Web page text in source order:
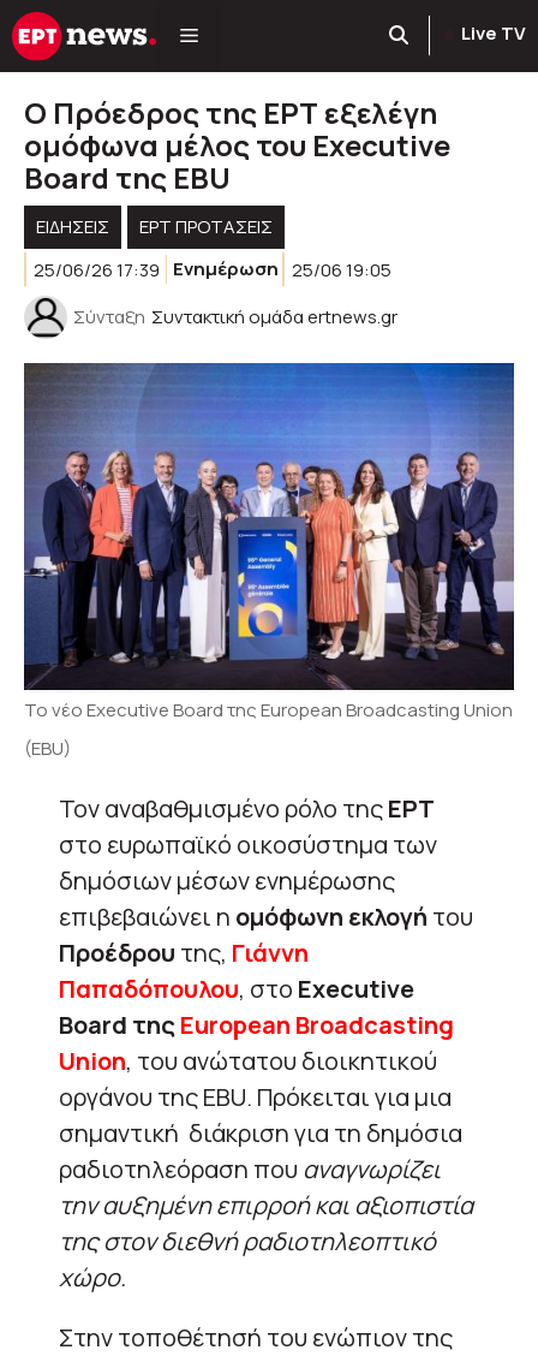
Μετάβαση
σε
Live TV
Ο Πρόεδρος της ΕΡΤ εξελέγη
ομόφωνα μέλος του Executive
Board της EBU
ΕΙΔΗΣΕΙΣ
ΕΡΤ ΠΡΟΤΑΣΕΙΣ
25/06/26 17:39
Ενημέρωση 25/06 19:05
Σύνταξη Συντακτική ομάδα ertnews.gr
Το νέο Executive Board της European Broadcasting Union
(EBU)
Τον αναβαθμισμένο ρόλο τηςΕΡΤ
στο ευρωπαϊκό οικοσύστημα των
δημόσιων μέσων ενημέρωσης
επιβεβαιώνει η ομόφωνη εκλογή του
Προέδρου της, Γιάννη
Παπαδόπουλου, στο Executive
Board τηςEuropean Broadcasting
Union, του ανώτατου διοικητικού
οργάνου της EBU. Πρόκειται για μια
σημαντική διάκριση για τη δημόσια
ραδιοτηλεόραση που αναγνωρίζει
την αυξημένη επιρροή και αξιοπιστία
της στον διεθνή ραδιοτηλεοπτικό
χώρο.
Στην τοποθέτησή του ενώπιον της